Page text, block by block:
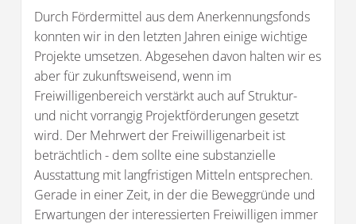
Durch Fördermittel aus dem Anerkennungsfonds
konnten wir in den letzten Jahren einige wichtige
Projekte umsetzen. Abgesehen davon halten wir es
aber für zukunftsweisend, wenn im
Freiwilligenbereich verstärkt auch auf Struktur-
und nicht vorrangig Projektförderungen gesetzt
wird. Der Mehrwert der Freiwilligenarbeit ist
beträchtlich - dem sollte eine substanzielle
Ausstattung mit langfristigen Mitteln entsprechen.
Gerade in einer Zeit, in der die Beweggründe und
Erwartungen der interessierten Freiwilligen immer